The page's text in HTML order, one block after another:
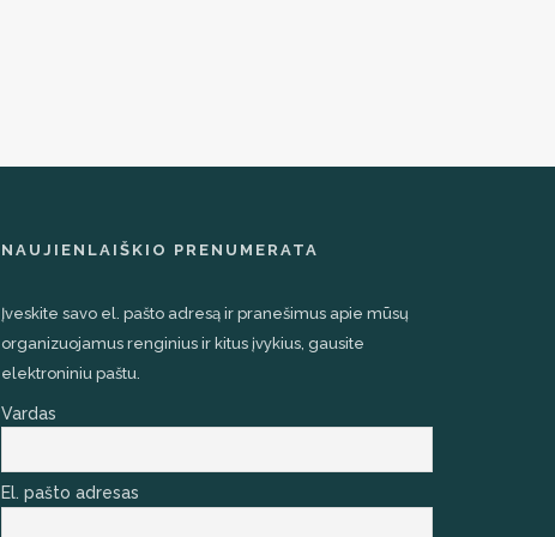
NAUJIENLAIŠKIO PRENUMERATA
Įveskite savo el. pašto adresą ir pranešimus apie mūsų
organizuojamus renginius ir kitus įvykius, gausite
elektroniniu paštu.
Vardas
El. pašto adresas